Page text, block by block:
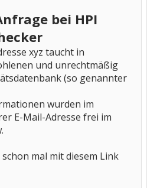
bei HPI
xyz taucht in
und unrechtmäßig
(so genannter
wurden im
E-Mail-Adresse frei im
mal mit diesem Link